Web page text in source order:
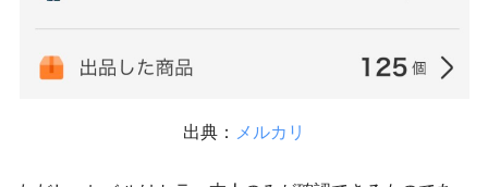
出典： メルカリ